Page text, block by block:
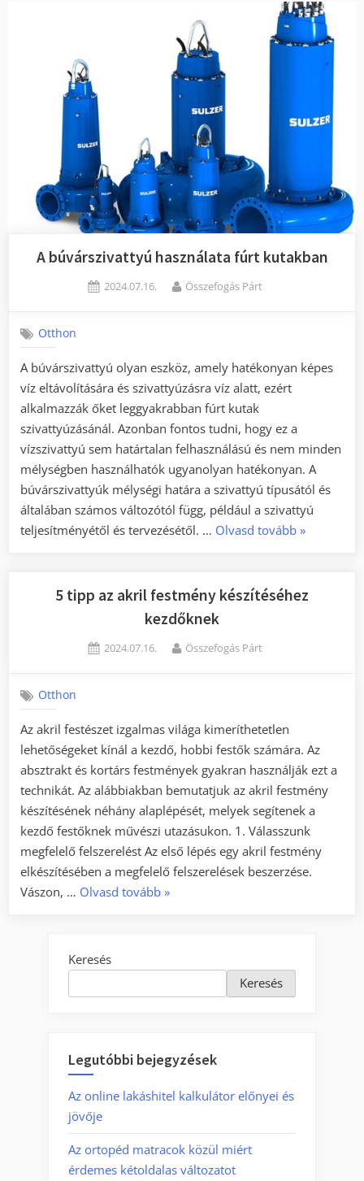
szerepe
az
energiahatékonyság
kialakításában”
A búvárszivattyú használata fúrt kutakban
Posted
2024.07.16. By
Összefogás Párt
Otthon
A búvárszivattyú olyan eszköz, amely hatékonyan képes
víz eltávolítására és szivattyúzásra víz alatt, ezért
alkalmazzák őket leggyakrabban fúrt kutak
szivattyúzásánál. Azonban fontos tudni, hogy ez a
vízszivattyú sem határtalan felhasználású és nem minden
mélységben használhatók ugyanolyan hatékonyan. A
búvárszivattyúk mélységi határa a szivattyú típusától és
általában számos változótól függ, például a szivattyú
teljesítményétől és tervezésétől. … Olvasd tovább„A
fúrt
»
5 tipp az akril festmény készítéséhez
kezdőknek
Posted
2024.07.16. By
Összefogás Párt
Otthon
Az akril festészet izgalmas világa kimeríthetetlen
lehetőségeket kínál a kezdő, hobbi festők számára. Az
absztrakt és kortárs festmények gyakran használják ezt a
technikát. Az alábbiakban bemutatjuk az akril festmény
készítésének néhány alaplépését, melyek segítenek a
kezdő festőknek művészi utazásukon. 1. Válasszunk
megfelelő felszerelést Az első lépés egy akril festmény
elkészítésében a megfelelő felszerelések beszerzése.
Vászon, … Olvasd tovább„5
festmény
készítéséhez
»
Keresés
Keresés
Legutóbbi bejegyzések
Az online lakáshitel kalkulátor előnyei és
jövője
Az ortopéd matracok közül miért
érdemes kétoldalas változatot